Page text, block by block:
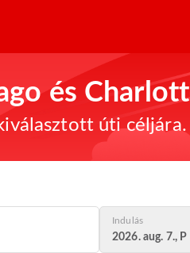
és
úti
Indulás
2026. aug. 7., P